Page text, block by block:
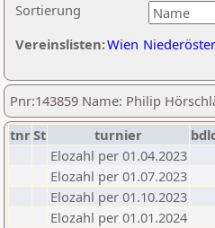
Sortierung
Vereinslisten:Wien
Pnr:143859 Name: Philip
tnrSt turnier
Elozahl per 01.04.2023
Elozahl per 01.07.2023
Elozahl per 01.10.2023
Elozahl per 01.01.2024